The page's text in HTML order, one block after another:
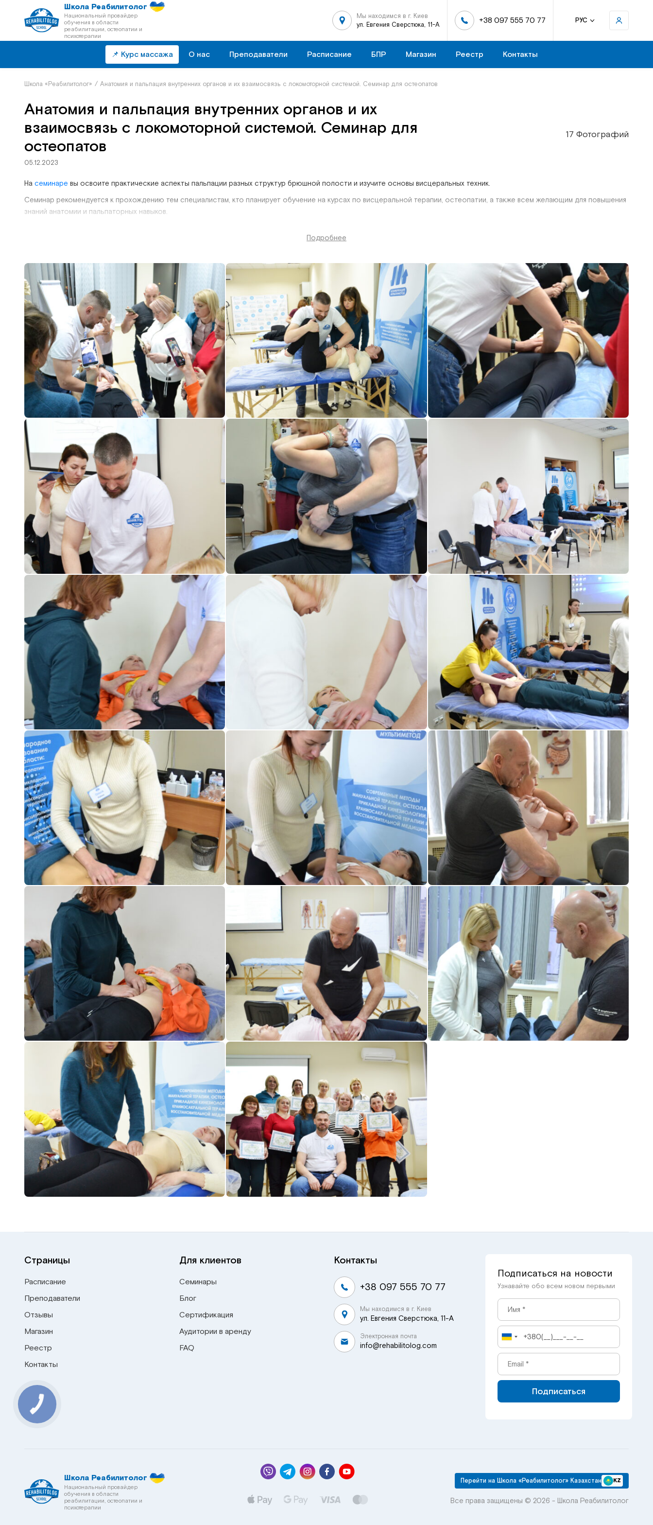
Школа Реабилитолог
Национальный провайдер
обучения в области
реабилитации, остеопатии и
психотерапии
Мы находимся в г. Киев
ул. Евгения Сверстюка, 11-А
+38 097 555 70 77 РУС
📌 Курс массажа О нас Преподаватели Расписание БПР Магазин Реестр Контакты
Школа «Реабилитолог» / Анатомия и пальпация внутренних органов и их взаимосвязь с локомоторной системой. Семинар для остеопатов
Анатомия и пальпация внутренних органов и их
взаимосвязь с локомоторной системой. Семинар для
остеопатов
05.12.2023
17 Фотографий
На семинаре вы освоите практические аспекты пальпации разных структур брюшной полости и изучите основы висцеральных техник.
Семинар рекомендуется к прохождению тем специалистам, кто планирует обучение на курсах по висцеральной терапии, остеопатии, а также всем желающим для повышения
знаний анатомии и пальпаторных навыков.
Подробнее
Страницы
Расписание
Преподаватели
Отзывы
Магазин
Реестр
Контакты
Для клиентов
Семинары
Блог
Сертификация
Аудитории в аренду
FAQ
Контакты
+38 097 555 70 77
Мы находимся в г. Киев
ул. Евгения Сверстюка, 11-А
Электронная почта
info@rehabilitolog.com
Подписаться на новости
Узнавайте обо всем новом первыми
Подписаться
Школа Реабилитолог
Национальный провайдер
обучения в области
реабилитации, остеопатии и
психотерапии
Перейти на Школа «Реабилитолог» Казахстан KZ
Все права защищены © 2026 - Школа Реабилитолог